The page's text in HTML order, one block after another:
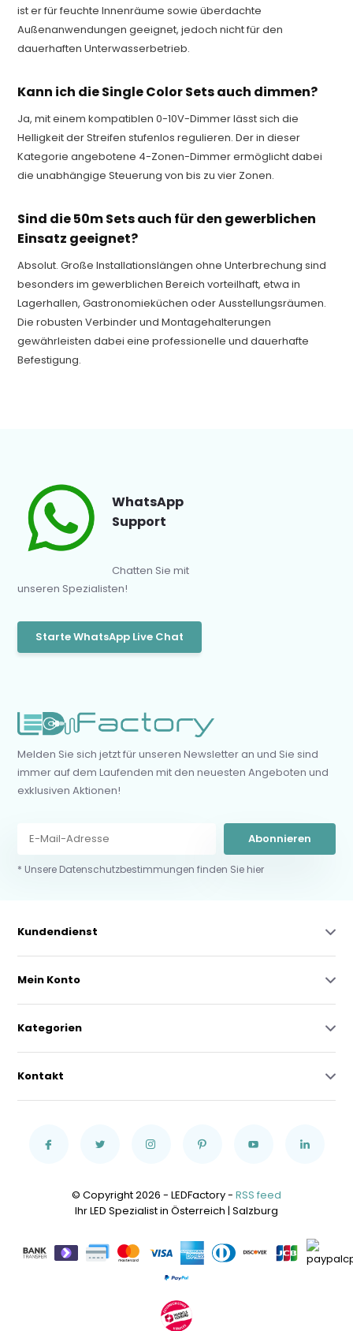
ist er für feuchte Innenräume sowie überdachte
Außenanwendungen geeignet, jedoch nicht für den
dauerhaften Unterwasserbetrieb.
Kann ich die Single Color Sets auch dimmen?
Ja, mit einem kompatiblen 0-10V-Dimmer lässt sich die
Helligkeit der Streifen stufenlos regulieren. Der in dieser
Kategorie angebotene 4-Zonen-Dimmer ermöglicht dabei
die unabhängige Steuerung von bis zu vier Zonen.
Sind die 50m Sets auch für den gewerblichen
Einsatz geeignet?
Absolut. Große Installationslängen ohne Unterbrechung sind
besonders im gewerblichen Bereich vorteilhaft, etwa in
Lagerhallen, Gastronomieküchen oder Ausstellungsräumen.
Die robusten Verbinder und Montagehalterungen
gewährleisten dabei eine professionelle und dauerhafte
Befestigung.
WhatsApp
Support
Chatten Sie mit
unseren Spezialisten!
Starte WhatsApp Live Chat
Melden Sie sich jetzt für unseren Newsletter an und Sie sind
immer auf dem Laufenden mit den neuesten Angeboten und
exklusiven Aktionen!
Abonnieren
* Unsere Datenschutzbestimmungen finden Sie hier
Kundendienst
Mein Konto
Kategorien
Kontakt
© Copyright 2026 - LEDFactory - RSS feed
Ihr LED Spezialist in Österreich | Salzburg